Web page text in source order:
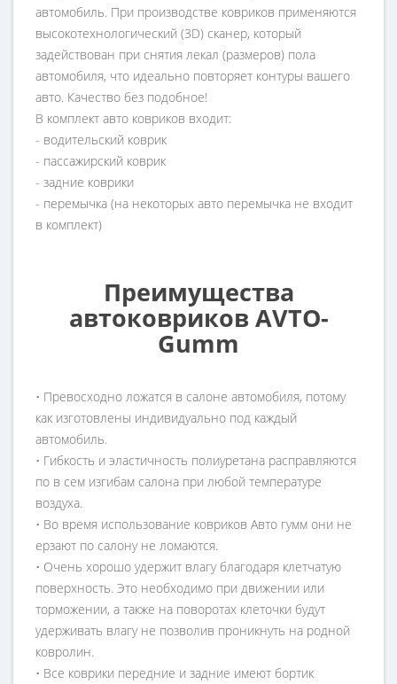
автомобиль. При производстве ковриков применяются
высокотехнологический (3D) сканер, который
задействован при снятия лекал (размеров) пола
автомобиля, что идеально повторяет контуры вашего
авто. Качество без подобное!
В комплект авто ковриков входит:
- водительский коврик
- пассажирский коврик
- задние коврики
- перемычка (на некоторых авто перемычка не входит
в комплект)
Преимущества
автоковриков AVTO-
Gumm
• Превосходно ложатся в салоне автомобиля, потому
как изготовлены индивидуально под каждый
автомобиль.
• Гибкость и эластичность полиуретана расправляются
по в сем изгибам салона при любой температуре
воздуха.
• Во время использование ковриков Авто гумм они не
ерзают по салону не ломаются.
• Очень хорошо удержит влагу благодаря клетчатую
поверхность. Это необходимо при движении или
торможении, а также на поворотах клеточки будут
удерживать влагу не позволив проникнуть на родной
ковролин.
• Все коврики передние и задние имеют бортик